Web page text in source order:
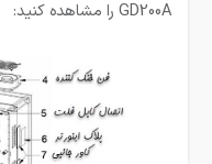
GD200A را مشاهده کنید: